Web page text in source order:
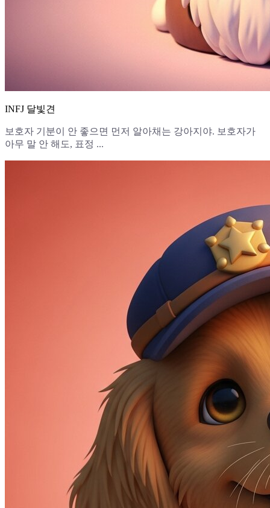
INFJ 달빛견
보호자 기분이 안 좋으면 먼저 알아채는 강아지야. 보호자가
아무 말 안 해도, 표정 ...